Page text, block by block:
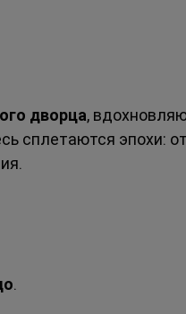
дворца,
сплетаются эпохи:
.